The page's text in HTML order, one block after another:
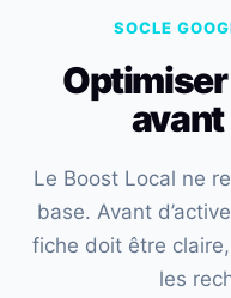
SOCLE
avant
Le Boost Local ne
base. Avant
fiche doit être
les